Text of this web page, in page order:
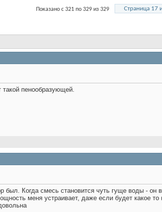
Страница 17
Показано с 321 по 329 из 329
такой пенообразующей.
был. Когда смесь становится чуть гуще воды -
меня устраивает, даже если будет какое